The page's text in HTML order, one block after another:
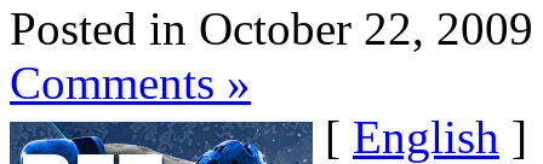
Posted in October 22,
Comments »
[ English ]